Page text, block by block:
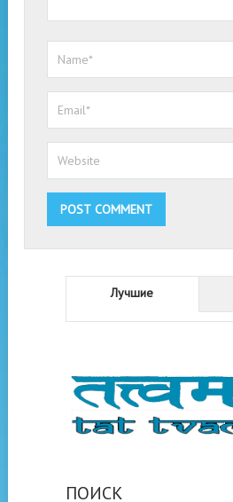
Лучшие
ПОИСК